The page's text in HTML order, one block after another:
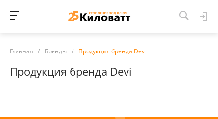
Главная / Бренды / Продукция бренда Devi
Продукция бренда Devi